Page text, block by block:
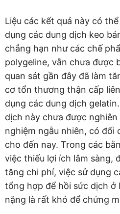
Liệu các kết quả này có
dụng các dung dịch keo
chẳng hạn như các chế
polygeline, vẫn chưa được
quan sát gần đây đã làm
cơ tổn thương thận cấp
dụng các dung dịch
dịch này chưa được
nghiệm ngẫu nhiên, có đối
cho đến nay. Trong các
việc thiếu lợi ích lâm sàng,
tăng chi phí, việc sử dụng
tổng hợp để hồi sức dịch ở
nặng là rất khó để chứng